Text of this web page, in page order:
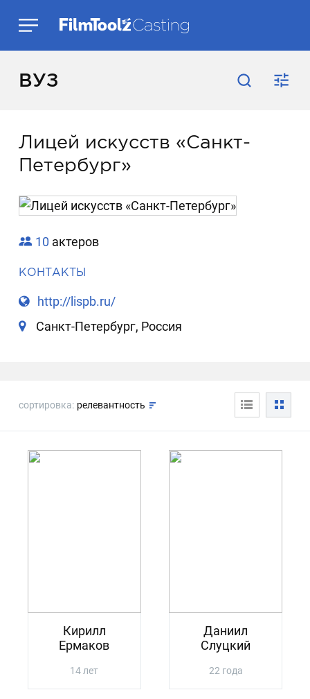
ВУЗ
Лицей искусств «Санкт-
Петербург»
10 актеров
КОНТАКТЫ
http://lispb.ru/
Санкт-Петербург, Россия
сортировка: релевантность
Кирилл
Ермаков
14 лет
Даниил
Слуцкий
22 года